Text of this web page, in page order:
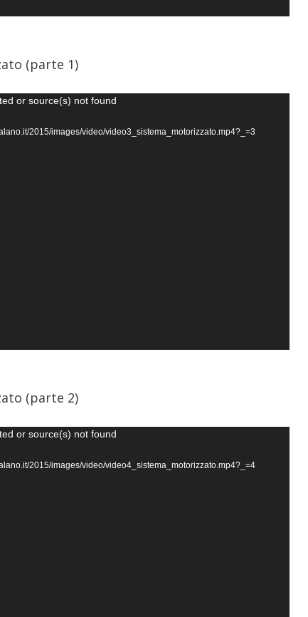
(parte 1)
or source(s) not found
2015/images/video/video3_sistema_motorizzato.mp4?_=3
(parte 2)
or source(s) not found
2015/images/video/video4_sistema_motorizzato.mp4?_=4